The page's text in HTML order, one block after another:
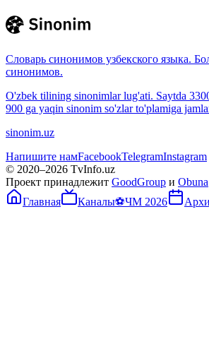
Словарь синонимов узбекского языка.
синонимов.
O'zbek tilining sinonimlar lug'ati. Saytda
900 ga yaqin sinonim so'zlar to'plamiga
sinonim.uz
Напишите намFacebookTelegramInstagram
© 2020–2026 TvInfo.uz
Проект принадлежит GoodGroup и Obuna
Главная
Каналы⚽ЧМ 2026